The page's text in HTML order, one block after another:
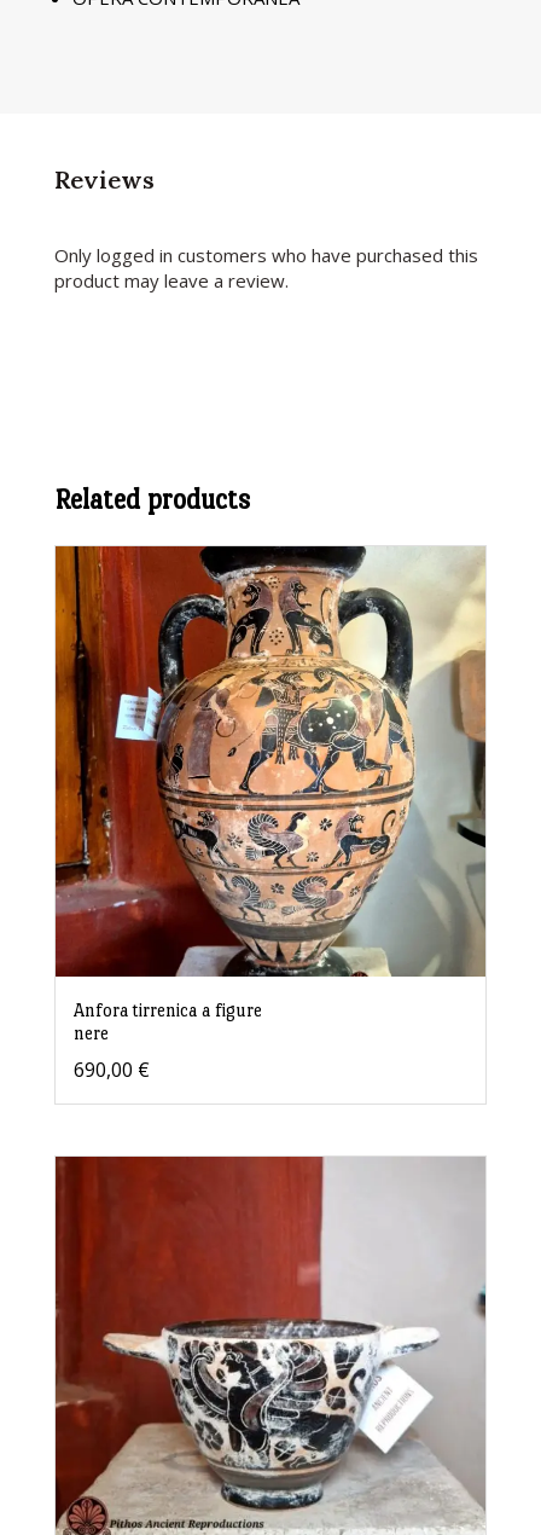
Reviews
Only logged in customers who have purchased this
product may leave a review.
Related products
Anfora tirrenica a figure
nere
690,00 €